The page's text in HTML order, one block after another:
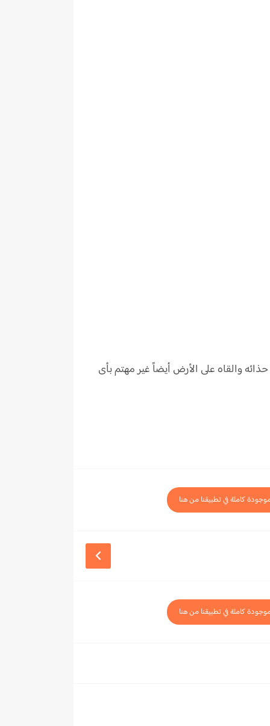
والقاه على الأرض أيضاً غير مهتم بأى
موجودة كاملة في تطبيقنا من هنا
موجودة كاملة في تطبيقنا من هنا